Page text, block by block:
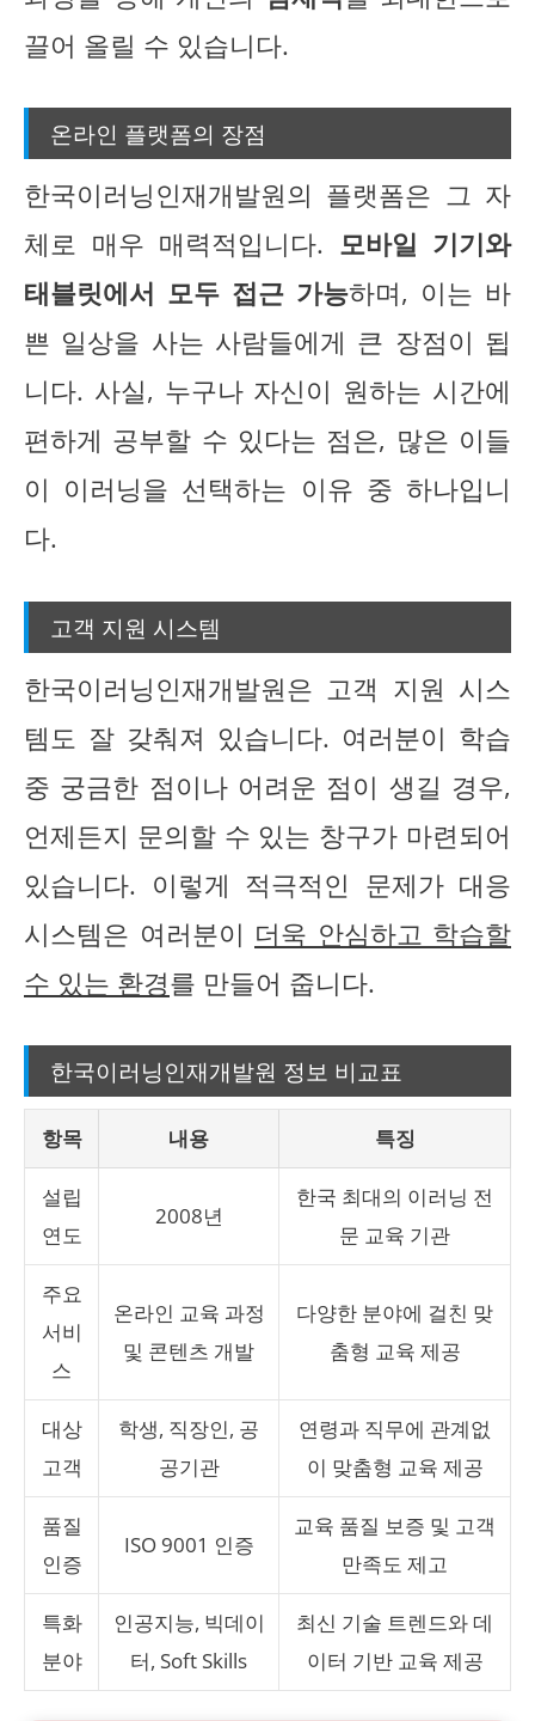
끌어 올릴 수 있습니다.
온라인 플랫폼의 장점
한국이러닝인재개발원의 플랫폼은 그 자
체로 매우 매력적입니다. 모바일 기기와
태블릿에서 모두 접근 가능하며, 이는 바
쁜 일상을 사는 사람들에게 큰 장점이 됩
니다. 사실, 누구나 자신이 원하는 시간에
편하게 공부할 수 있다는 점은, 많은 이들
이 이러닝을 선택하는 이유 중 하나입니
다.
고객 지원 시스템
한국이러닝인재개발원은 고객 지원 시스
템도 잘 갖춰져 있습니다. 여러분이 학습
중 궁금한 점이나 어려운 점이 생길 경우,
언제든지 문의할 수 있는 창구가 마련되어
있습니다. 이렇게 적극적인 문제가 대응
시스템은 여러분이 더욱 안심하고 학습할
수 있는 환경를 만들어 줍니다.
한국이러닝인재개발원 정보 비교표
항목 내용 특징
설립
연도
2008년
한국 최대의 이러닝 전
문 교육 기관
주요
서비
스
온라인 교육 과정
및 콘텐츠 개발
다양한 분야에 걸친 맞
춤형 교육 제공
대상
고객
학생, 직장인, 공
공기관
연령과 직무에 관계없
이 맞춤형 교육 제공
품질
인증
ISO 9001 인증
교육 품질 보증 및 고객
만족도 제고
특화
분야
인공지능, 빅데이
터, Soft Skills
최신 기술 트렌드와 데
이터 기반 교육 제공